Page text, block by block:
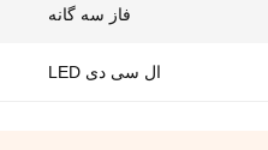
فاز سه گانه
ال سی دی LED